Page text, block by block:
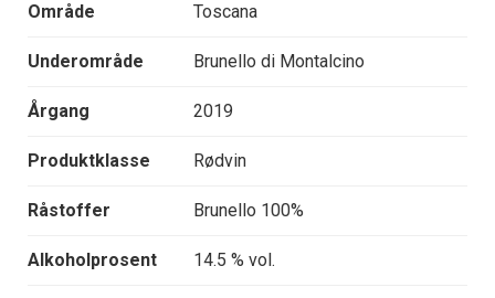
Område Toscana
Underområde Brunello di Montalcino
Årgang 2019
Produktklasse Rødvin
Råstoffer Brunello 100%
Alkoholprosent 14.5 % vol.